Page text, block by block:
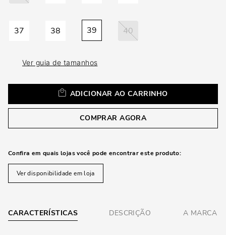
37 38 39 40
Ver guia de tamanhos
ADICIONAR AO CARRINHO
COMPRAR AGORA
Confira em quais lojas você pode encontrar este produto:
Ver disponibilidade em loja
CARACTERÍSTICAS DESCRIÇÃO A MARCA